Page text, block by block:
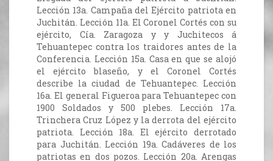
Lección 13a. Campaña del Ejército patriota en
Juchitán. Lección 11a. El Coronel Cortés con su
ejército, Cía. Zaragoza y y Juchitecos á
Tehuantepec contra los traidores antes de la
Conferencia. Lección 15a. Casa en que se alojó
el ejército blaseño, y el Coronel Cortés
describe la ciudad de Tehuantepec. Lección
16a. El general Figueroa para Tehuantepec con
1900 Soldados y 500 plebes. Lección 17a.
Trinchera Cruz López y la derrota del ejército
patriota. Lección 18a. El ejército derrotado
para Juchitán. Lección 19a. Cadáveres de los
patriotas en dos pozos. Lección 20a. Arengas